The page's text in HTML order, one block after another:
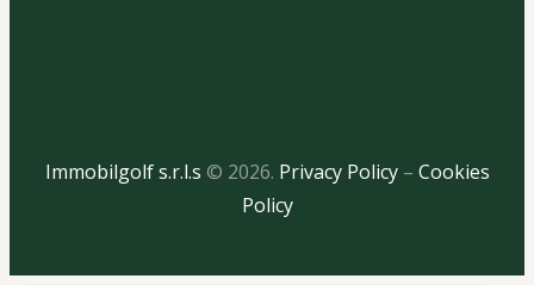
Immobilgolf s.r.l.s © 2026. Privacy Policy– Cookies
Policy